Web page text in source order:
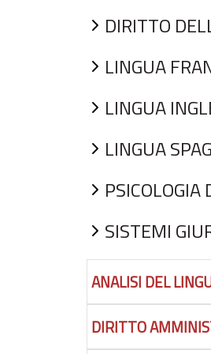
DIRITTO
LINGUA
LINGUA
LINGUA
PSICOLOGIA
SISTEMI
ANALISI DEL
DIRITTO